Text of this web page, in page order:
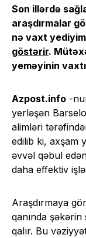
Son illərdə
araşdırmalar
nə vaxt
göstərir.
yeməyinin
Azpost.info -
yerləşən
alimləri
edilib ki, axşam
əvvəl qəbul
daha effektiv
Araşdırmaya
qanında
qalır. Bu